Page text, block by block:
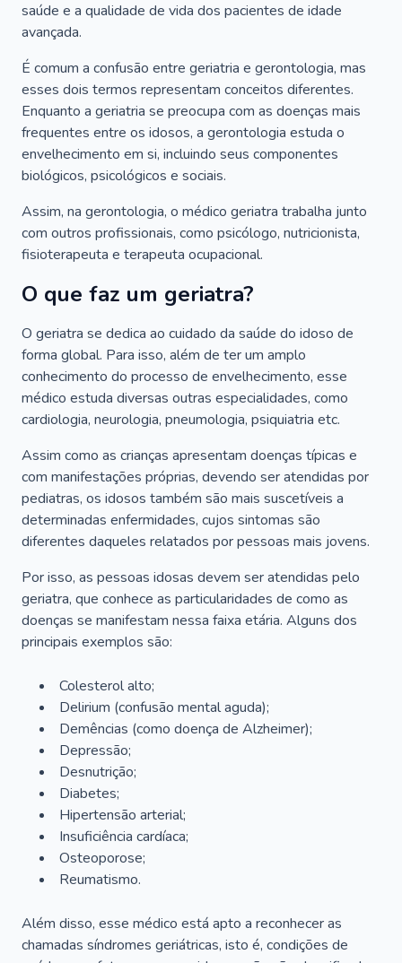
saúde e a qualidade de vida dos pacientes de idade
avançada.
É comum a confusão entre geriatria e gerontologia, mas
esses dois termos representam conceitos diferentes.
Enquanto a geriatria se preocupa com as doenças mais
frequentes entre os idosos, a gerontologia estuda o
envelhecimento em si, incluindo seus componentes
biológicos, psicológicos e sociais.
Assim, na gerontologia, o médico geriatra trabalha junto
com outros profissionais, como psicólogo, nutricionista,
fisioterapeuta e terapeuta ocupacional.
O que faz um geriatra?
O geriatra se dedica ao cuidado da saúde do idoso de
forma global. Para isso, além de ter um amplo
conhecimento do processo de envelhecimento, esse
médico estuda diversas outras especialidades, como
cardiologia, neurologia, pneumologia, psiquiatria etc.
Assim como as crianças apresentam doenças típicas e
com manifestações próprias, devendo ser atendidas por
pediatras, os idosos também são mais suscetíveis a
determinadas enfermidades, cujos sintomas são
diferentes daqueles relatados por pessoas mais jovens.
Por isso, as pessoas idosas devem ser atendidas pelo
geriatra, que conhece as particularidades de como as
doenças se manifestam nessa faixa etária. Alguns dos
principais exemplos são:
Colesterol alto;
Delirium (confusão mental aguda);
Demências (como doença de Alzheimer);
Depressão;
Desnutrição;
Diabetes;
Hipertensão arterial;
Insuficiência cardíaca;
Osteoporose;
Reumatismo.
Além disso, esse médico está apto a reconhecer as
chamadas síndromes geriátricas, isto é, condições de